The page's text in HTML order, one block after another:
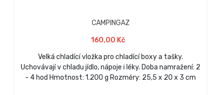
CAMPINGAZ
160,00 Kč
Velká chladící vložka pro chladící boxy a tašky.
Uchovávají v chladu jídlo, nápoje i léky. Doba namražení: 2
- 4 hod Hmotnost: 1.200 g Rozměry: 25,5 x 20 x 3 cm